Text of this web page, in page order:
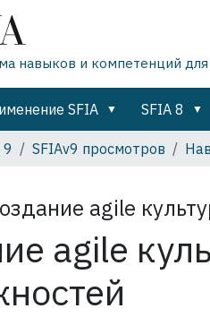
навыков и компетенций
SFIA SFIA 8
9 SFIAv9 просмотров
agile
agile